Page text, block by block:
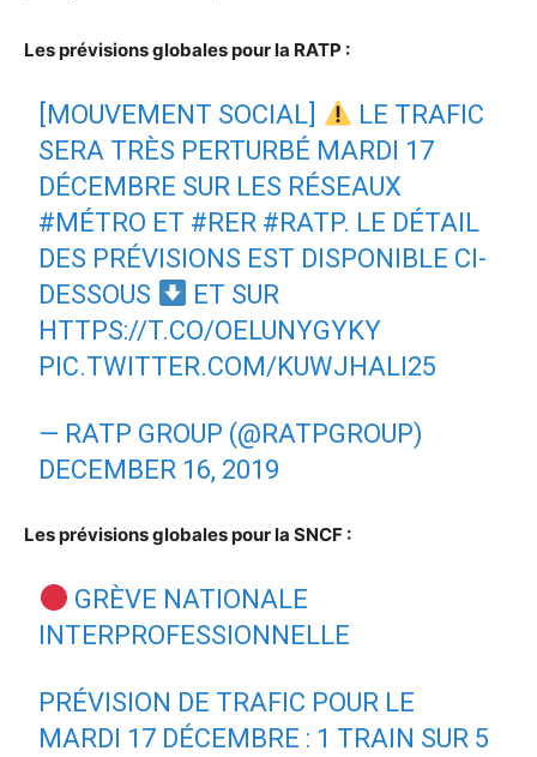
Les prévisions globales pour la RATP :
[MOUVEMENT SOCIAL]
LE TRAFIC
SERA TRÈS PERTURBÉ MARDI 17
DÉCEMBRE SUR LES RÉSEAUX
#MÉTRO ET #RER #RATP. LE DÉTAIL
DES PRÉVISIONS EST DISPONIBLE CI-
DESSOUS
ET SUR
HTTPS://T.CO/OELUNYGYKY
PIC.TWITTER.COM/KUWJHALI25
— RATP GROUP (@RATPGROUP)
DECEMBER 16, 2019
Les prévisions globales pour la SNCF :
GRÈVE NATIONALE
INTERPROFESSIONNELLE
PRÉVISION DE TRAFIC POUR LE
MARDI 17 DÉCEMBRE : 1 TRAIN SUR 5